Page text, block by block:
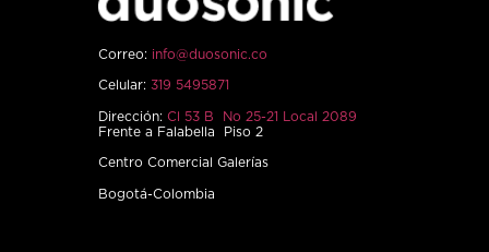
Correo: info@duosonic.co
Celular: 319 5495871
Dirección: Cl 53 B No 25-21 Local 2089
Frente a Falabella Piso 2
Centro Comercial Galerías
Bogotá-Colombia